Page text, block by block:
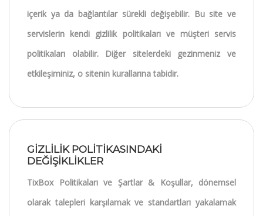
içerik ya da bağlantılar sürekli değişebilir. Bu site ve
servislerin kendi gizlilik politikaları ve müşteri servis
politikaları olabilir. Diğer sitelerdeki gezinmeniz ve
etkileşiminiz, o sitenin kurallarına tabidir.
GİZLİLİK POLİTİKASINDAKİ
DEĞİŞİKLİKLER
TixBox Politikaları ve Şartlar & Koşullar, dönemsel
olarak talepleri karşılamak ve standartları yakalamak